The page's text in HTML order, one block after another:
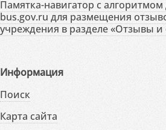
Памятка-навигатор с
bus.gov.ru для размещения
учреждения в разделе «Отзывы и
Информация
Поиск
Карта сайта